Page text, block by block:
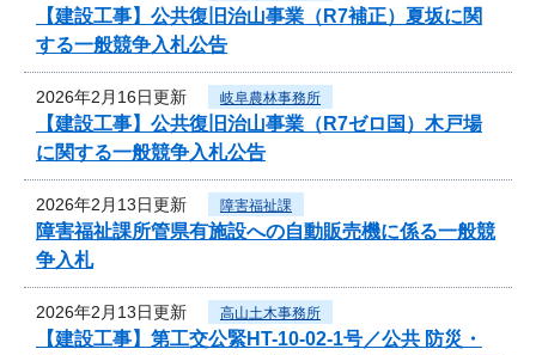
【建設工事】公共復旧治山事業（R7補正）夏坂に関
する一般競争入札公告
2026年2月16日更新 岐阜農林事務所
【建設工事】公共復旧治山事業（R7ゼロ国）木戸場
に関する一般競争入札公告
2026年2月13日更新 障害福祉課
障害福祉課所管県有施設への自動販売機に係る一般競
争入札
2026年2月13日更新 高山土木事務所
【建設工事】第工交公緊HT-10-02-1号／公共 防災・